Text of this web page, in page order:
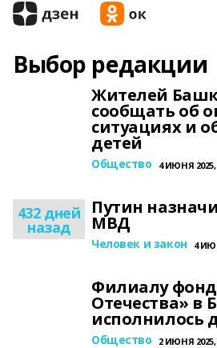
Выбор редакции
Жителей
сообщать об
ситуациях и
детей
Общество 4 ИЮНЯ 2025,
432 дней
назад
Путин
МВД
Человек и закон 4
Филиалу
Отечества» в
исполнилось
Общество 2 ИЮНЯ 2025,